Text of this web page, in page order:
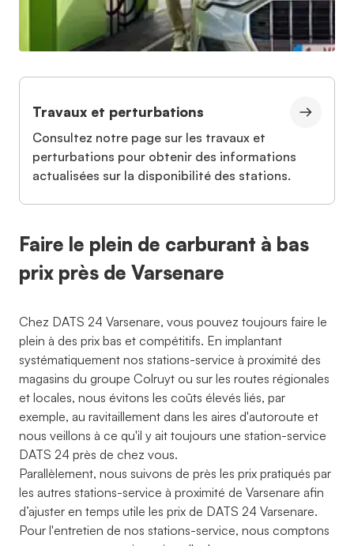
Travaux et perturbations
Consultez notre page sur les travaux et
perturbations pour obtenir des informations
actualisées sur la disponibilité des stations.
Faire le plein de carburant à bas
prix près de Varsenare
Chez DATS 24 Varsenare, vous pouvez toujours faire le
plein à des prix bas et compétitifs. En implantant
systématiquement nos stations-service à proximité des
magasins du groupe Colruyt ou sur les routes régionales
et locales, nous évitons les coûts élevés liés, par
exemple, au ravitaillement dans les aires d'autoroute et
nous veillons à ce qu'il y ait toujours une station-service
DATS 24 près de chez vous.
Parallèlement, nous suivons de près les prix pratiqués par
les autres stations-service à proximité de Varsenare afin
d’ajuster en temps utile les prix de DATS 24 Varsenare.
Pour l'entretien de nos stations-service, nous comptons